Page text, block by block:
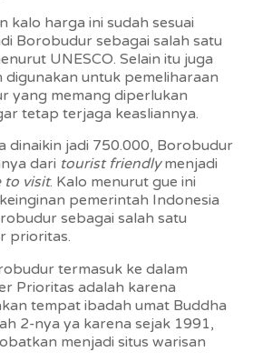
kalo harga ini sudah sesuai
Borobudur sebagai salah satu
UNESCO. Selain itu juga
digunakan untuk pemeliharaan
yang memang diperlukan
tetap terjaga keasliannya.
dinaikin jadi 750.000, Borobudur
dari tourist friendlymenjadi
to visit. Kalo menurut gue ini
pemerintah Indonesia
sebagai salah satu
prioritas.
termasuk ke dalam
Prioritas adalah karena
tempat ibadah umat Buddha
2-nya ya karena sejak 1991,
menjadi situs warisan